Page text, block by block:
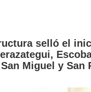
selló el
Miguel y San